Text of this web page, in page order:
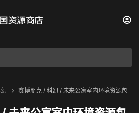
赛博朋克 / 科幻 / 未来公寓室内环境资源包